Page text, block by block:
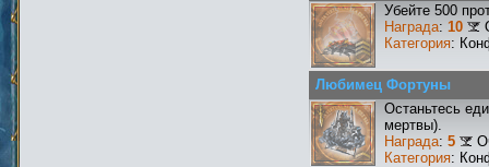
Убейте 500
Награда: 10
Категория:
Любимец Фортуны
Останьтесь
мертвы).
Награда: 5
Категория: